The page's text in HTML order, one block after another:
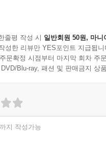
줄평 작성 시 일반회원 50원, 마니
성한 리뷰만 YES포인트 지급됩니
문확정 시점부터 마지막 회차 주
Blu-ray, 패션 및 판매금지 상
지 작성가능